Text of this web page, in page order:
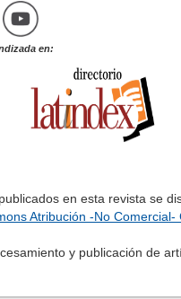
en:
en esta revista se
Atribución -No
y publicación de